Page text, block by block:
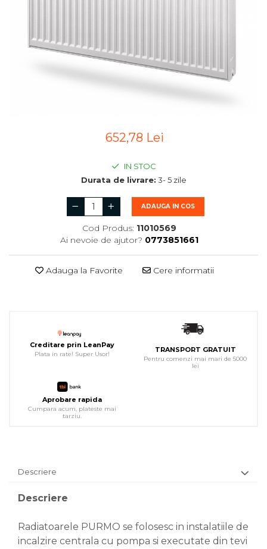
652,78 Lei
IN STOC
Durata de livrare: 3- 5 zile
ADAUGA IN COS
Cod Produs: 11010569
Ai nevoie de ajutor? 0773851661
Adauga la Favorite Cere informatii
Creditare prin LeanPay
Plata in rate! Super Usor!
TRANSPORT GRATUIT
Pentru comenzi mai mari de 5000
lei
Aprobare rapida
Cumpara acum, plateste mai
tarziu.
Descriere
Descriere
Radiatoarele PURMO se folosesc in instalatiile de
incalzire centrala cu pompa si executate din tevi